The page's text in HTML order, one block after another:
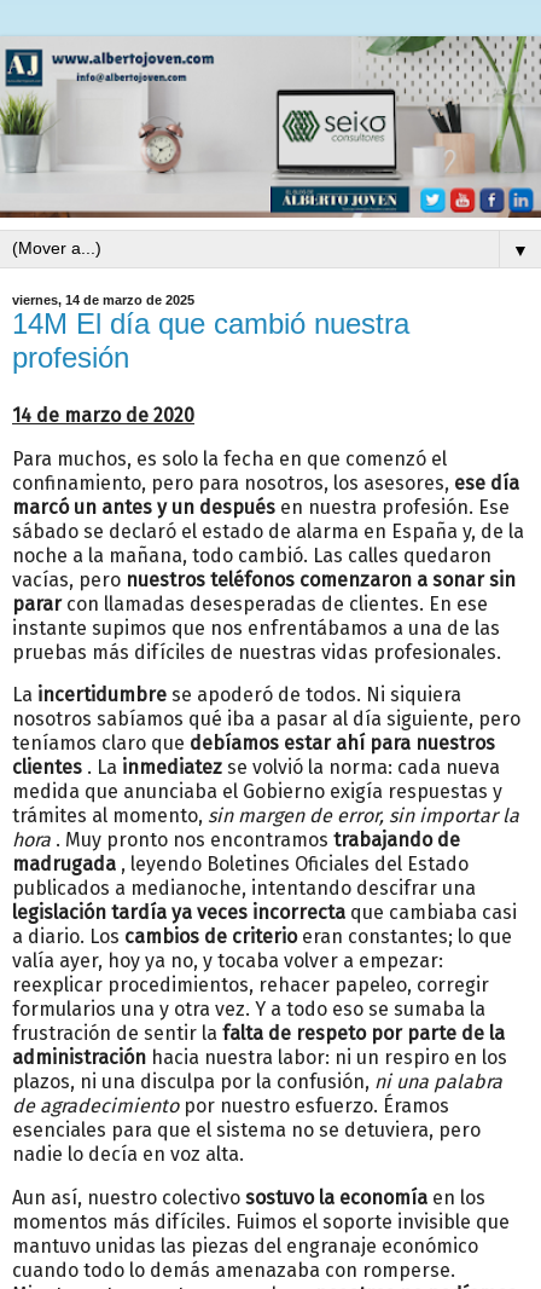
▼
viernes, 14 de marzo de 2025
14M El día que cambió nuestra
profesión
14 de marzo de 2020
Para muchos, es solo la fecha en que comenzó el
confinamiento, pero para nosotros, los asesores, ese día
marcó un antes y un después en nuestra profesión. Ese
sábado se declaró el estado de alarma en España y, de la
noche a la mañana, todo cambió. Las calles quedaron
vacías, pero nuestros teléfonos comenzaron a sonar sin
pararcon llamadas desesperadas de clientes. En ese
instante supimos que nos enfrentábamos a una de las
pruebas más difíciles de nuestras vidas profesionales.
La incertidumbre se apoderó de todos. Ni siquiera
nosotros sabíamos qué iba a pasar al día siguiente, pero
teníamos claro que debíamos estar ahí para nuestros
clientes . La inmediatez se volvió la norma: cada nueva
medida que anunciaba el Gobierno exigía respuestas y
trámites al momento, sin margen de error, sin importar la
hora . Muy pronto nos encontramos trabajando de
madrugada , leyendo Boletines Oficiales del Estado
publicados a medianoche, intentando descifrar una
legislación tardía ya veces incorrecta que cambiaba casi
a diario. Los cambios de criterioeran constantes; lo que
valía ayer, hoy ya no, y tocaba volver a empezar:
reexplicar procedimientos, rehacer papeleo, corregir
formularios una y otra vez. Y a todo eso se sumaba la
frustración de sentir la falta de respeto por parte de la
administración hacia nuestra labor: ni un respiro en los
plazos, ni una disculpa por la confusión, ni una palabra
de agradecimientopor nuestro esfuerzo. Éramos
esenciales para que el sistema no se detuviera, pero
nadie lo decía en voz alta.
Aun así, nuestro colectivo sostuvo la economía en los
momentos más difíciles. Fuimos el soporte invisible que
mantuvo unidas las piezas del engranaje económico
cuando todo lo demás amenazaba con romperse.